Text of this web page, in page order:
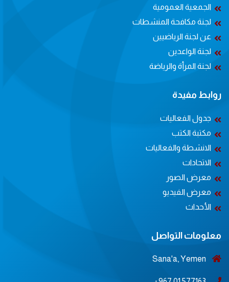
الجمعية العمومية
لجنة مكافحة المنشطات
عن لجنة الرياضيين
لجنة الواعدين
لجنة المرأة والرياضة
روابط مفيدة
جدول الفعاليات
مكتبة الكتب
الانشطة والفعاليات
الاتحادات
معرض الصور
معرض الفيديو
الأحداث
معلومات التواصل
Sana'a, Yemen